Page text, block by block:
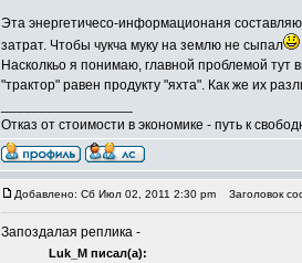
Эта энергетичесо-информационаня
затрат. Чтобы чукча муку на землю не сыпал
Насколкьо я понимаю, главной проблемой тут
"трактор" равен продукту "яхта". Как же их
Отказ от стоимости в экономике - путь к
Добавлено: Сб Июл 02, 2011 2:30 pm Заголовок
Запоздалая реплика -
Luk_M писал(а):